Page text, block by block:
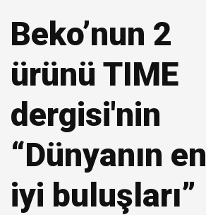
Beko’nun 2
ürünü TIME
dergisi'nin
“Dünyanın en
iyi buluşları”